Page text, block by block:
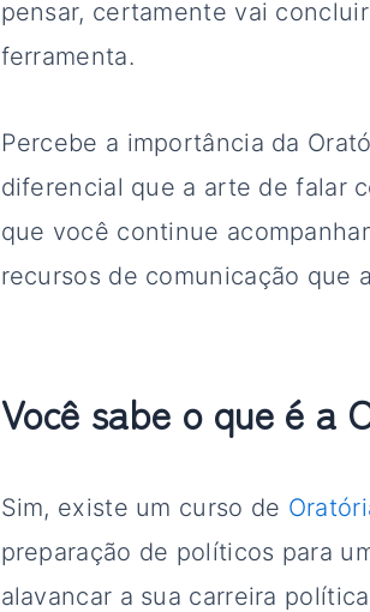
pensar, certamente vai
ferramenta.
Percebe a importância da
diferencial que a arte de falar
que você continue
recursos de comunicação que
Você sabe o que é a
Sim, existe um curso de
preparação de políticos para
alavancar a sua carreira